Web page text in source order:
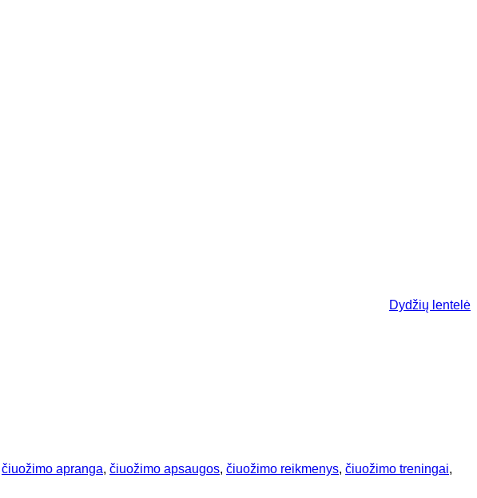
Dydžių lentelė
čiuožimo apranga, čiuožimo apsaugos, čiuožimo reikmenys, čiuožimo treningai,